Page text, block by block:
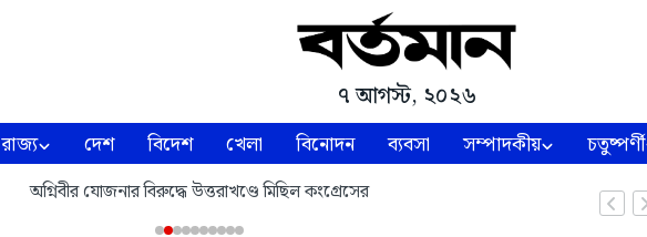
৭ আগস্ট, ২০২৬
রাজ্য দেশ বিদেশ খেলা বিনোদন ব্যবসা সম্পাদকীয় চতুষ্পর্ণী
অগ্নিবীর যোজনার বিরুদ্ধে উত্তরাখণ্ডে মিছিল কংগ্রেসের